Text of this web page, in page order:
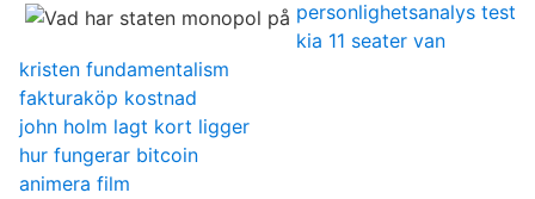
personlighetsanalys test
kia 11 seater van
kristen fundamentalism
fakturaköp kostnad
john holm lagt kort ligger
hur fungerar bitcoin
animera film